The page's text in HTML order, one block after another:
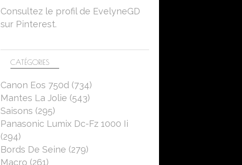
CATÉGORIES
Canon Eos 750d (734)
Mantes La Jolie (543)
Saisons (295)
Panasonic Lumix Dc-Fz 1000 Ii
(294)
Bords De Seine (279)
Macro (261)
Consultez le profil de EvelyneGD
sur Pinterest.